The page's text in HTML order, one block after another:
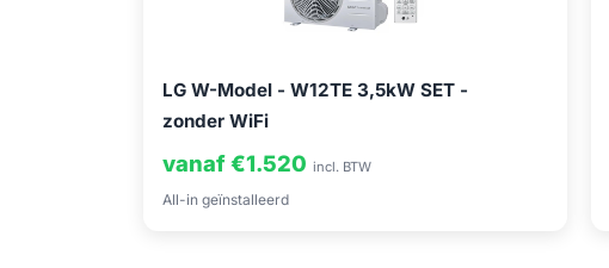
LG W-Model - W12TE 3,5kW SET -
zonder WiFi
vanaf €1.520 incl. BTW
All-in geïnstalleerd